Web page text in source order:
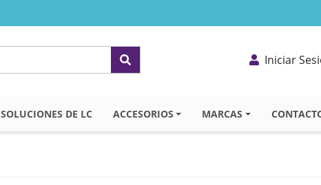
Iniciar
SOLUCIONES DE LC ACCESORIOS MARCAS